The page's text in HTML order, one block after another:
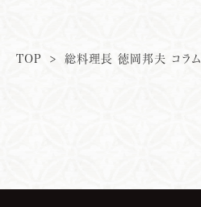
TOP > 総料理長 徳岡邦夫 コラム